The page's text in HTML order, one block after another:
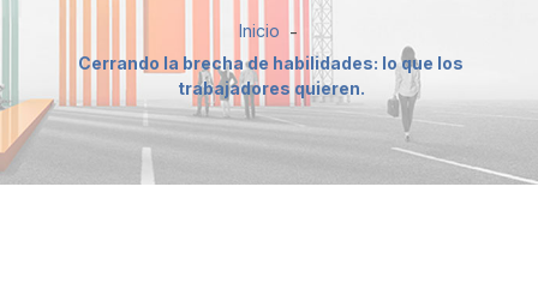
Inicio
Cerrando la brecha de habilidades: lo que los
trabajadores quieren.